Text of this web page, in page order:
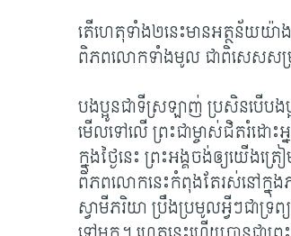
តើហេតុទាំង២នេះ​មាន​អត្ថន័យ​យ៉ា
ពិភពលោក​ទាំង​មូល ជាពិសេស​សម្
បងប្អូន​ជា​ទី​ស្រឡាញ់ ប្រសិន​បើ​បង
មើល​ទៅ​លើ ​ព្រះ​ជា​ម្ចាស់​ជិត​រំដោ
ក្នុង​ថ្ងៃ​នេះ ព្រះអង្គ​ចង់​ឲ្យ​យើង
ពិភពលោក​នេះកំពុង​តែ​រស់​នៅ​ក្នុ
ស្វាមី​ភរិយា ប្រឹងប្រមូល​អ្វីៗ​ជា​ទ្រ